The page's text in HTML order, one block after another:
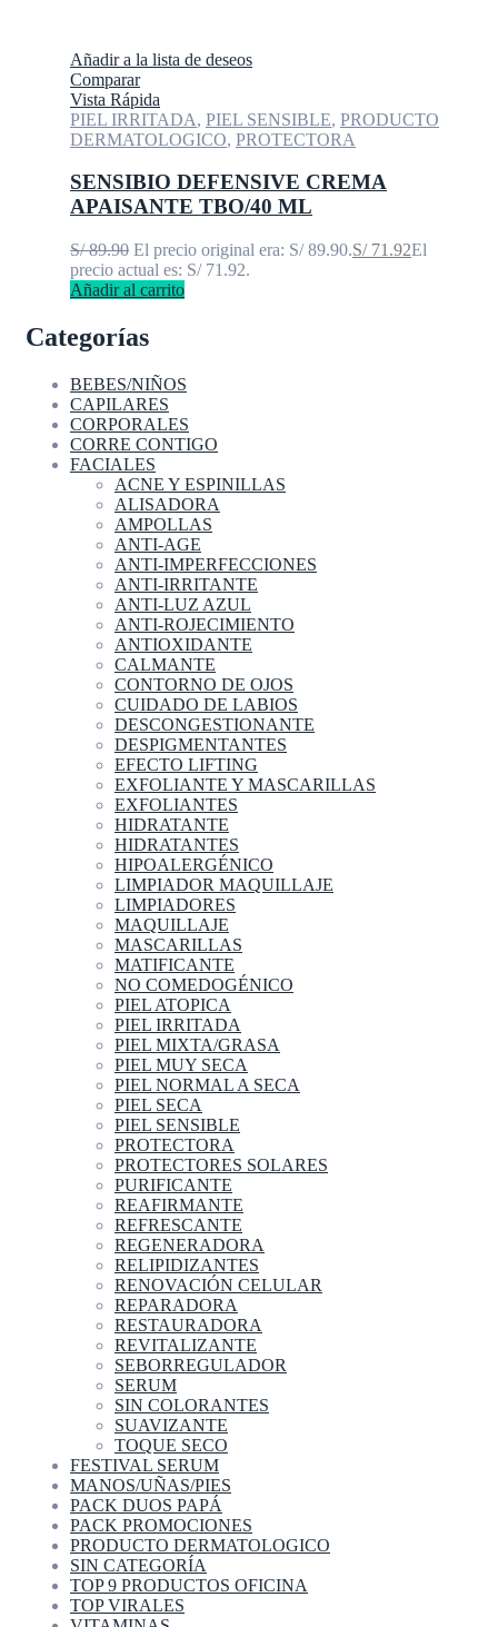
Añadir a la lista de deseos
Comparar
Vista Rápida
PIEL IRRITADA, PIEL SENSIBLE, PRODUCTO
DERMATOLOGICO, PROTECTORA
SENSIBIO DEFENSIVE CREMA
APAISANTE TBO/40 ML
S/89.90 El precio original era: S/ 89.90.S/71.92El
precio actual es: S/ 71.92.
Añadir al carrito
Categorías
BEBES/NIÑOS
CAPILARES
CORPORALES
CORRE CONTIGO
FACIALES
ACNE Y ESPINILLAS
ALISADORA
AMPOLLAS
ANTI-AGE
ANTI-IMPERFECCIONES
ANTI-IRRITANTE
ANTI-LUZ AZUL
ANTI-ROJECIMIENTO
ANTIOXIDANTE
CALMANTE
CONTORNO DE OJOS
CUIDADO DE LABIOS
DESCONGESTIONANTE
DESPIGMENTANTES
EFECTO LIFTING
EXFOLIANTE Y MASCARILLAS
EXFOLIANTES
HIDRATANTE
HIDRATANTES
HIPOALERGÉNICO
LIMPIADOR MAQUILLAJE
LIMPIADORES
MAQUILLAJE
MASCARILLAS
MATIFICANTE
NO COMEDOGÉNICO
PIEL ATOPICA
PIEL IRRITADA
PIEL MIXTA/GRASA
PIEL MUY SECA
PIEL NORMAL A SECA
PIEL SECA
PIEL SENSIBLE
PROTECTORA
PROTECTORES SOLARES
PURIFICANTE
REAFIRMANTE
REFRESCANTE
REGENERADORA
RELIPIDIZANTES
RENOVACIÓN CELULAR
REPARADORA
RESTAURADORA
REVITALIZANTE
SEBORREGULADOR
SERUM
SIN COLORANTES
SUAVIZANTE
TOQUE SECO
FESTIVAL SERUM
MANOS/UÑAS/PIES
PACK DUOS PAPÁ
PACK PROMOCIONES
PRODUCTO DERMATOLOGICO
SIN CATEGORÍA
TOP 9 PRODUCTOS OFICINA
TOP VIRALES